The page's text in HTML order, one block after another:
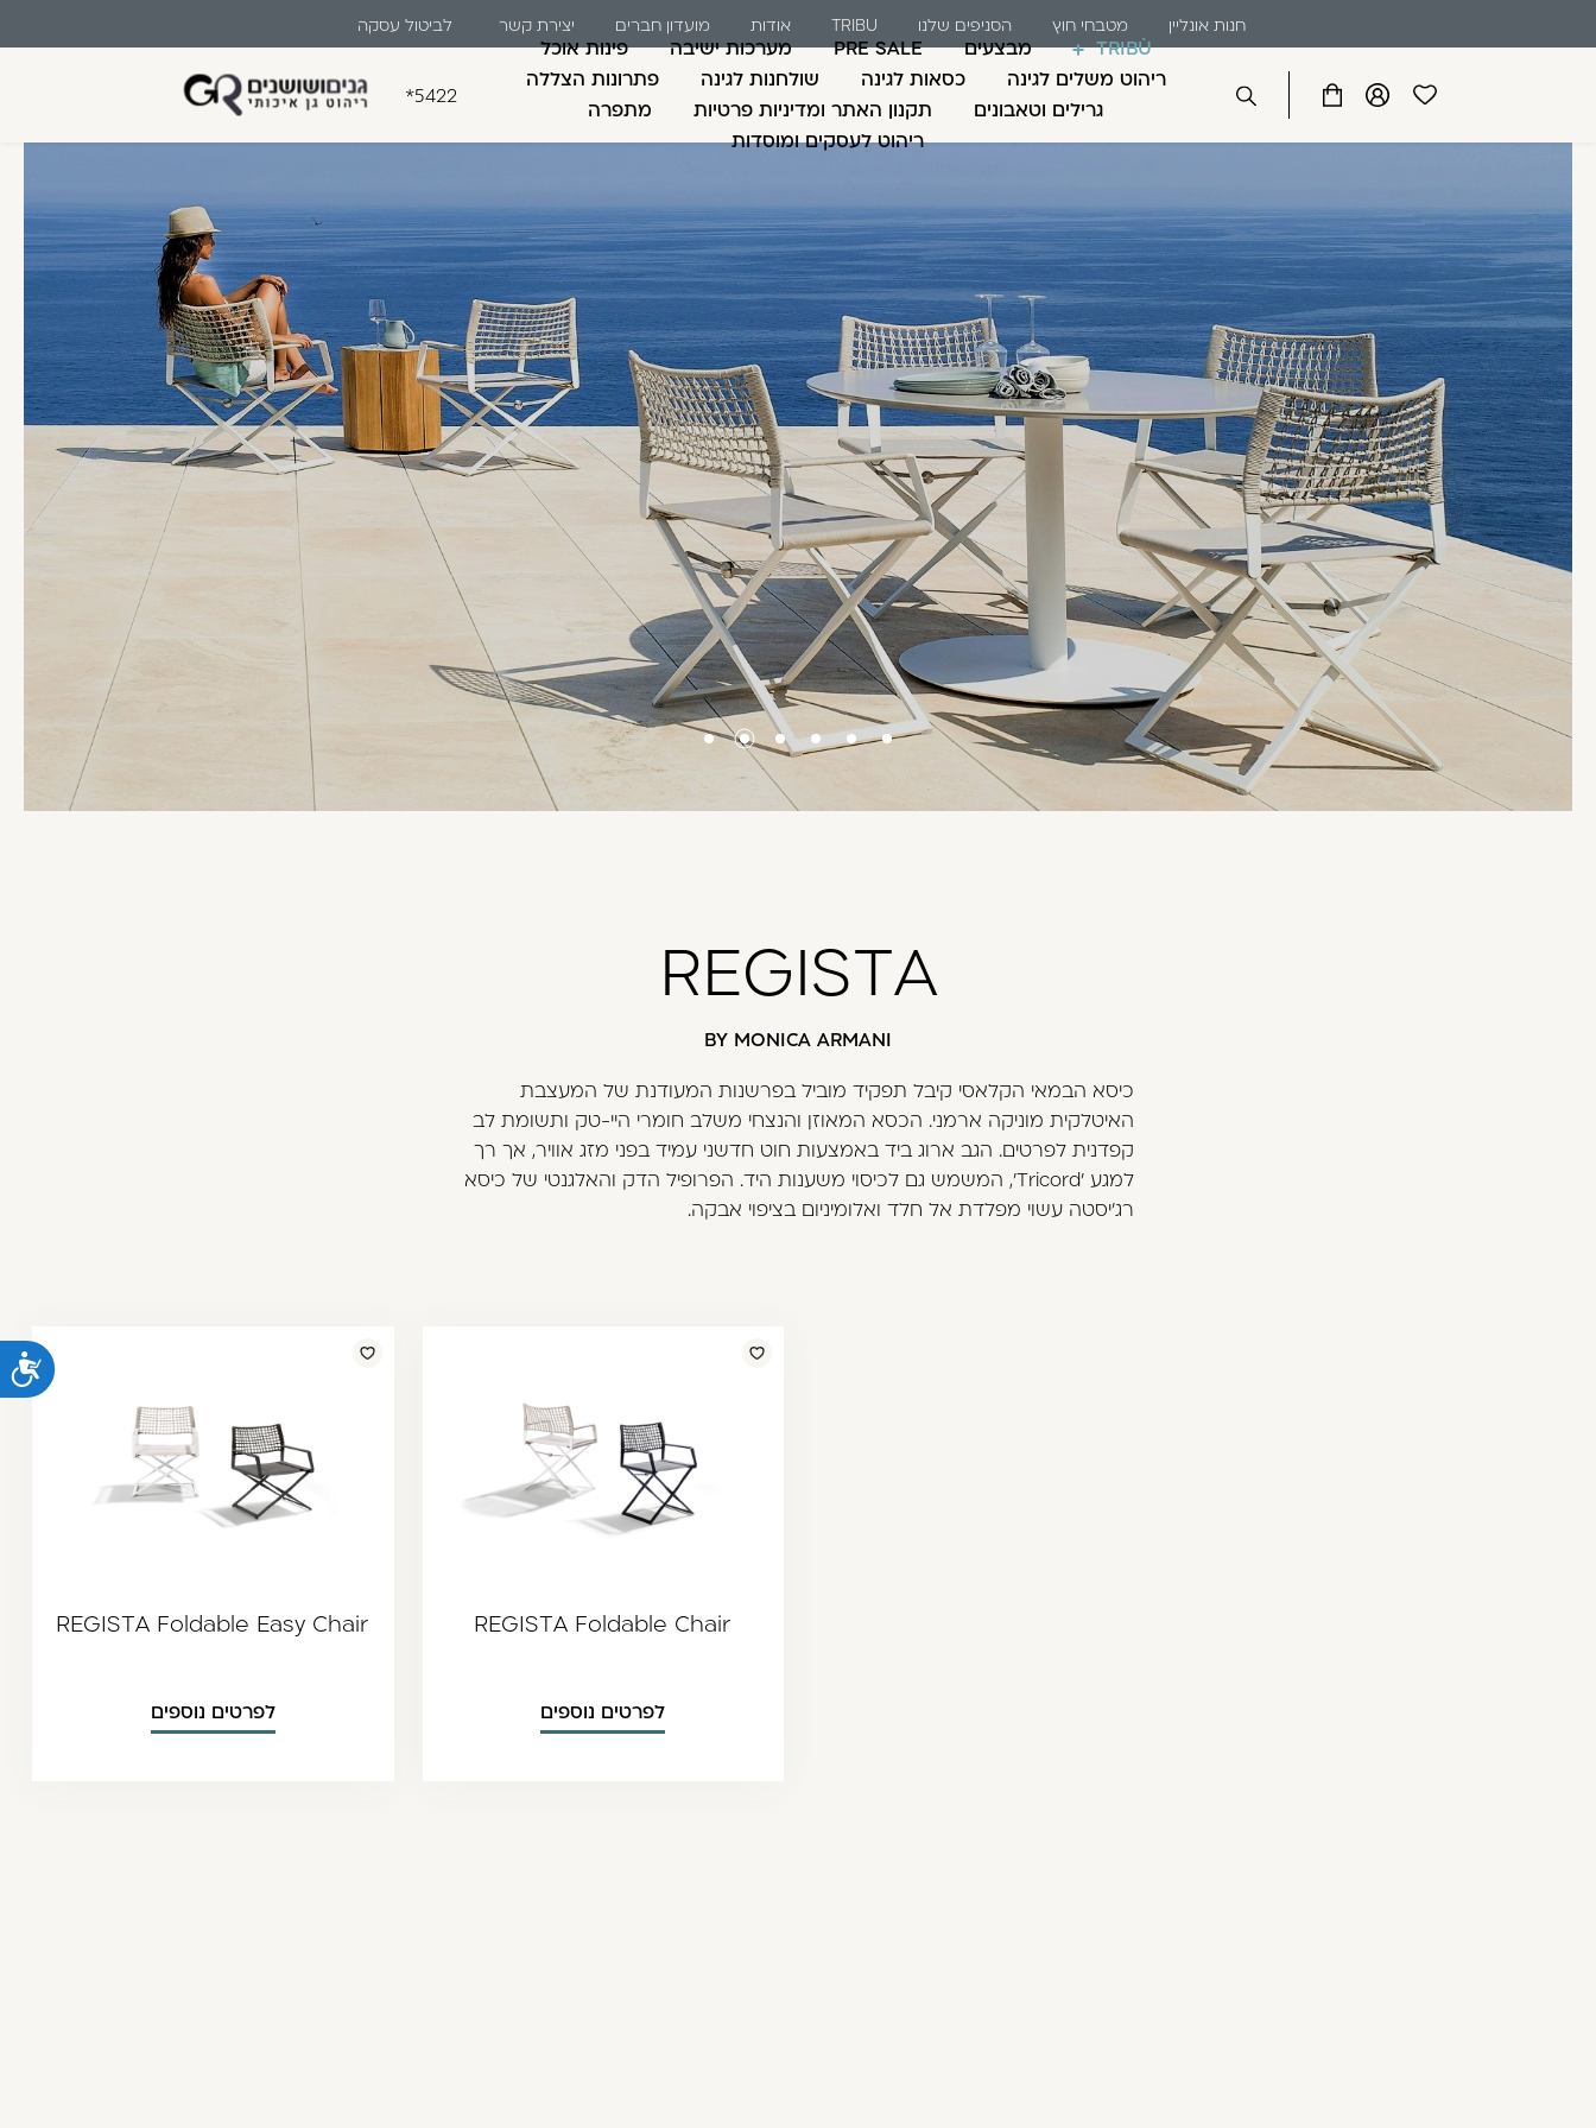
לֵב:
הַמְּסַיַּעַת
לִנְגִישׁוּת
הָאֲתָר.
לְחַץ
Control-
F11
לְהַתְאָמַת
הָאֲתָר
לְעִוְורִים
הַמִּשְׁתַּמְּשִׁים
בְּתוֹכְנַת
קוֹרֵא־מָסָךְ;
F10
תַּפְרִיט
חנות אונליין מטבחי חוץ הסניפים שלנו TRIBU אודות מועדון חברים יצירת קשר לביטול עסקה
פתיחת
חלונית
פתיחת
חלונית
פתיחת
מועדפים
TRIBÙ מבצעים PRE SALE מערכות ישיבה
פינות אוכל
ריהוט משלים לגינה
כסאות לגינה שולחנות לגינה
פתרונות הצללה
גרילים וטאבונים
תקנון האתר ומדיניות פרטיות
מתפרה
ריהוט לעסקים ומוסדות
*5422
זכור אותי שכחתי סיסמה
דאגנו לכם ליצירת חשבון קלה ומהירה במיוחד. המשיכו
למילוי פרטיכם ותוכלו ליהנות מהיתרונות של משתמש רשום
כבר עכשיו.
להרשמה
REGISTA
BY MONICA ARMANI
כיסא הבמאי הקלאסי קיבל תפקיד מוביל בפרשנות המעודנת של המעצבת
האיטלקית מוניקה ארמני. הכסא המאוזן והנצחי משלב חומרי היי-טק ותשומת לב
קפדנית לפרטים. הגב ארוג ביד באמצעות חוט חדשני עמיד בפני מזג אוויר, אך רך
למגע 'Tricord', המשמש גם לכיסוי משענות היד. הפרופיל הדק והאלגנטי של כיסא
רג'יסטה עשוי מפלדת אל חלד ואלומיניום בציפוי אבקה.
REGISTA Foldable Chair
לפרטים נוספים
REGISTA Foldable Easy Chair
לפרטים נוספים